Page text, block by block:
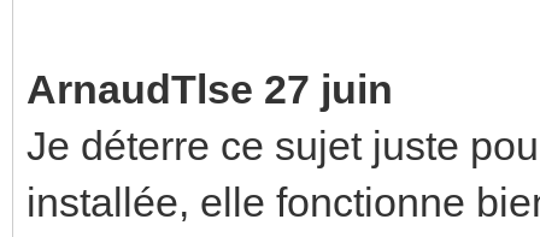
ArnaudTlse 27 juin
Je déterre ce sujet juste
installée, elle fonctionne